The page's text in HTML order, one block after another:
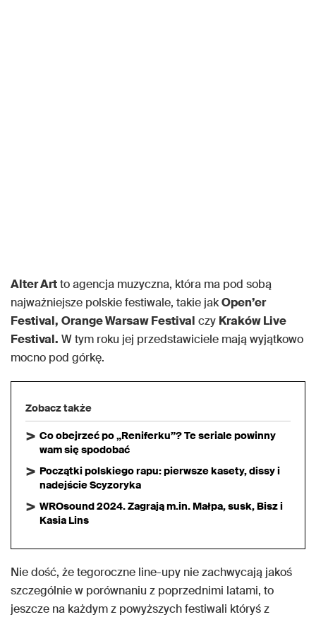
Alter Artto agencja muzyczna, która ma pod sobą
najważniejsze polskie festiwale, takie jakOpen’er
Festival, Orange Warsaw Festival czy Kraków Live
Festival. W tym roku jej przedstawiciele mają wyjątkowo
mocno pod górkę.
Zobacz także
Co obejrzeć po „Reniferku”? Te seriale powinny
wam się spodobać
Początki polskiego rapu: pierwsze kasety, dissy i
nadejście Scyzoryka
WROsound 2024. Zagrają m.in. Małpa, susk, Bisz i
Kasia Lins
Nie dość, że tegoroczne line-upy nie zachwycają jakoś
szczególnie w porównaniu z poprzednimi latami, to
jeszcze na każdym z powyższych festiwali któryś z